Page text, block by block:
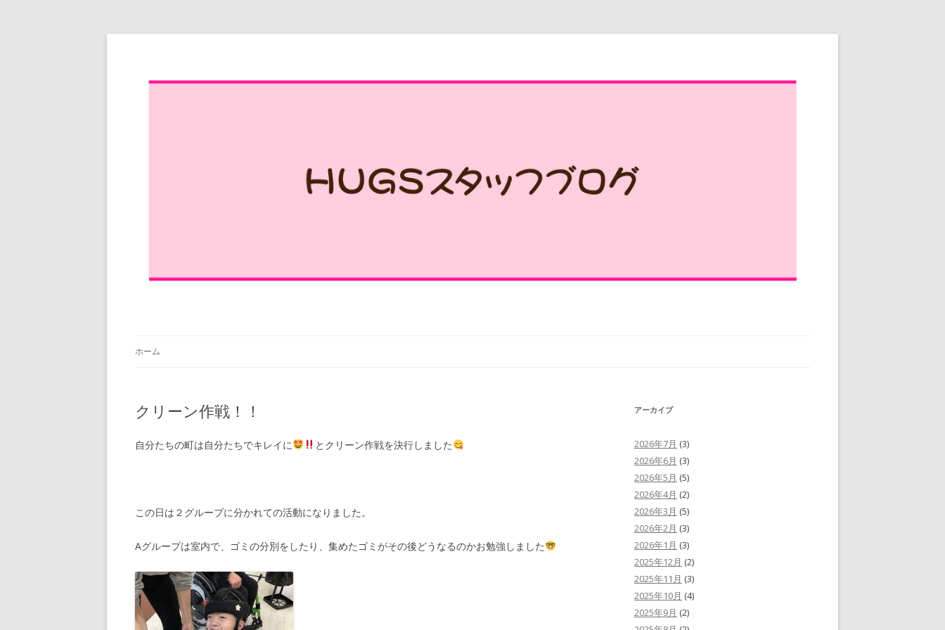
ホーム
クリーン作戦！！
自分たちの町は自分たちでキレイに とクリーン作戦を決行しました
この日は２グループに分かれての活動になりました。
Aグループは室内で、ゴミの分別をしたり、集めたゴミがその後どうなるのかお勉強しました
アーカイブ
2026年7月 (3)
2026年6月 (3)
2026年5月 (5)
2026年4月 (2)
2026年3月 (5)
2026年2月 (3)
2026年1月 (3)
2025年12月 (2)
2025年11月 (3)
2025年10月 (4)
2025年9月 (2)